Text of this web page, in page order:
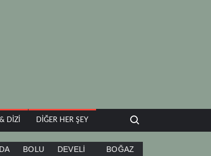
DIZI DIĞER HER ŞEY
Search for:
DEVELİ BOĞAZ KÜBA